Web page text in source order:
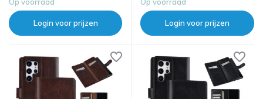
Op voorraad
Login voor prijzen
Op voorraad
Login voor prijzen